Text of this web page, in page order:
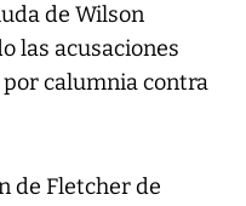
de Wilson
las acusaciones
calumnia contra
de Fletcher de